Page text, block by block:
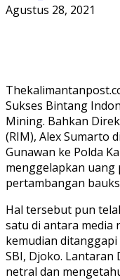
Agustus 28, 2021
Sukses Bintang
Mining. Bahkan
(RIM), Alex Sumarto
Gunawan ke Polda
menggelapkan uang
pertambangan
Hal tersebut pun
satu di antara media
kemudian
SBI, Djoko. Lantaran
netral dan